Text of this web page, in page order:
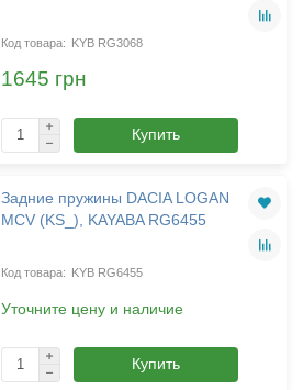
KYB RG3068
1645 грн
Купить
Задние пружины DACIA LOGAN
MCV (KS_), KAYABA RG6455
KYB RG6455
Уточните цену и наличие
Купить